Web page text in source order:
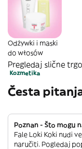
Odżywki i maski
do włosów
Pregledaj slične
Kozmetika
Česta
Poznan - Što mogu
Fale Loki Koki nudi
naručiti. Pogledaj